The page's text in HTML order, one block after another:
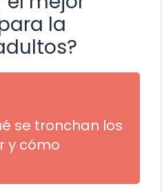
la
se tronchan los
y cómo